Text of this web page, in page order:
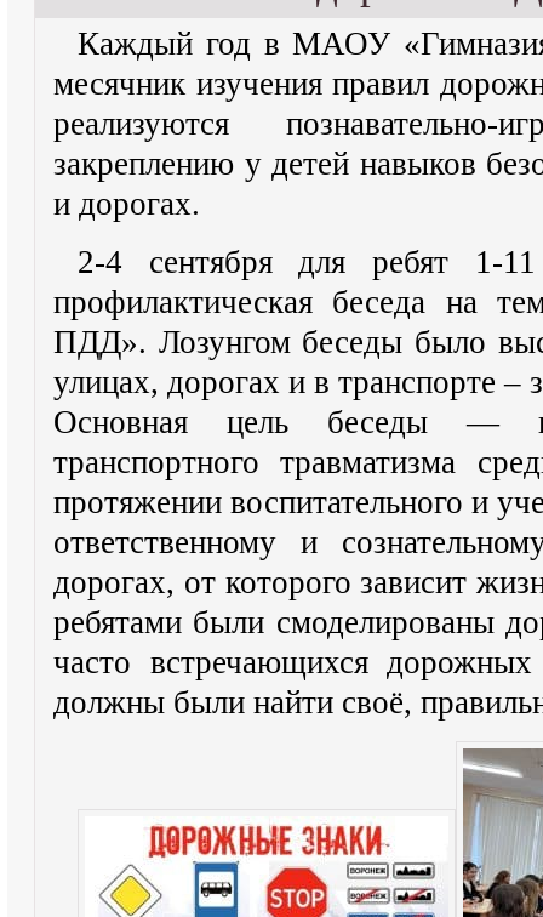
Каждый год в МАОУ
месячник изучения правил
реализуются
закреплению у детей навыков
и дорогах.
2-4 сентября для ребят 1-
профилактическая беседа на
ПДД». Лозунгом беседы было
улицах, дорогах и в транспорте –
Основная цель беседы —
транспортного травматизма
протяжении воспитательного и
ответственному и
дорогах, от которого зависит
ребятами были смоделированы
часто встречающихся
должны были найти своё,